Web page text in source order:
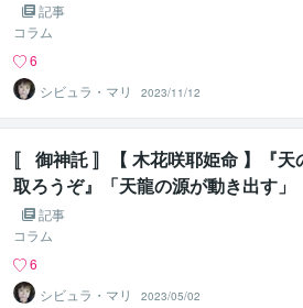
記事
コラム
6
シビュラ・マリ
2023/11/12
〚 御神託 〛【 木花咲耶姫命 】『天
取ろうぞ』「天龍の源が動き出す」
記事
コラム
6
シビュラ・マリ
2023/05/02